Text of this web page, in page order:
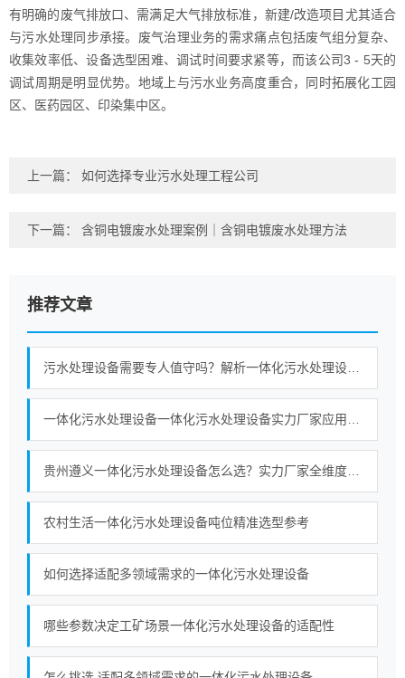
有明确的废气排放口、需满足大气排放标准，新建/改造项目尤其适合
与污水处理同步承接。废气治理业务的需求痛点包括废气组分复杂、
收集效率低、设备选型困难、调试时间要求紧等，而该公司3 - 5天的
调试周期是明显优势。地域上与污水业务高度重合，同时拓展化工园
区、医药园区、印染集中区。
上一篇： 如何选择专业污水处理工程公司
下一篇： 含铜电镀废水处理案例｜含铜电镀废水处理方法
推荐文章
农村生活一体化污水处理设备吨位精准选型参考
如何选择适配多领域需求的一体化污水处理设备
哪些参数决定工矿场景一体化污水处理设备的适配性